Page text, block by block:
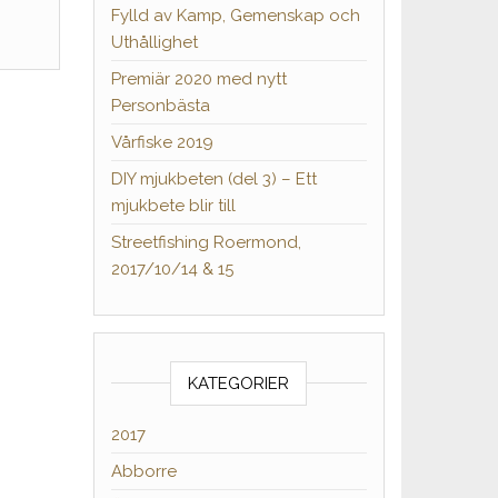
Fylld av Kamp, Gemenskap och
Uthållighet
Premiär 2020 med nytt
Personbästa
Vårfiske 2019
DIY mjukbeten (del 3) – Ett
mjukbete blir till
Streetfishing Roermond,
2017/10/14 & 15
KATEGORIER
2017
Abborre